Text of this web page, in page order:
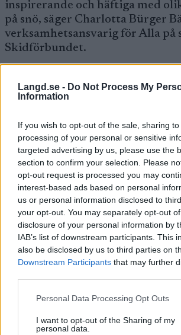
Langd.se - Do Not Process My
Information
If you wish to opt-out of the sale, sharing
processing of your personal or sensitive
targeted advertising by us, please use the
section to confirm your selection. Please
opt-out request is processed you may
interest-based ads based on personal
us or personal information disclosed to
your opt-out. You may separately opt-out
disclosure of your personal information by
IAB’s list of downstream participants. This
also be disclosed by us to third parties on
Downstream Participants that may further
Please note that this website/app uses one
not limited to your visit or usage behaviour.
grant or deny consent to Google and its
Personal Data Processing Opt Outs
I want to opt-out of the Sharing of my
personal data.
inspirerande och häftiga med
på snö, säger Charlotta Bürger
verksamhetsansvarig för Alla på
Skidförbundet.
Det tog bara en dag så var alla
uppbokade, vilket visar att det
aktivera barn även på skoltid.
En spännande ”sido-effekt” är de
gymnasieungdomar från barn-
fritidsprogrammet som utbildas
ledare. Även här hittar vi många
tidigare stått på ett par skidor.
Satsningen på att sprida snöglädje
mellan Svenska Skidförbundet,
Skidförbundets längdföreningar;
SK, IKJ Jordbänningarna, Mälarö
Sundbybergs IK och Täby IS Skidor.